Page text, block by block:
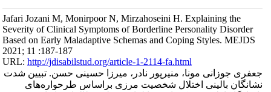
Jafari Jozani M, Monirpoor N, Mirzahoseini H. Explaining the
Severity of Clinical Symptoms of Borderline Personality Disorder
Based on Early Maladaptive Schemas and Coping Styles. MEJDS
2021; 11 :187-187
URL:http://jdisabilstud.org/article-1-2114-fa.html
جعفری جوزانی مونا، منیرپور نادر، میرزا حسینی حسن. تبیین شدت
نشانگان بالینی اختلال شخصیت مرزی براساس طرحواره‌های